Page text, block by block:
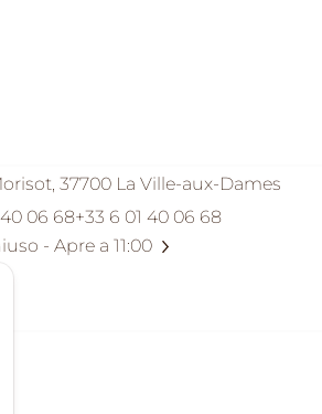
37700 La Ville-aux-Dames
06 68+33 6 01 40 06 68
- Apre a 11:00